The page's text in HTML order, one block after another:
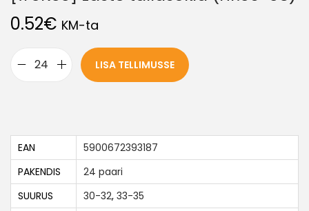
0.52€ KM-ta
LISA TELLIMUSSE
EAN
5900672393187
PAKENDIS
24 paari
SUURUS
30-32, 33-35